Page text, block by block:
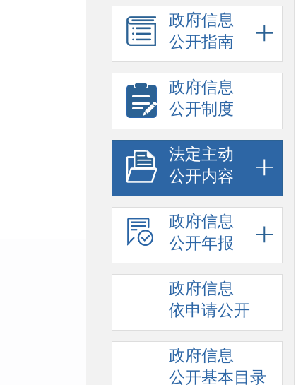
政府信息
公开指南
政府信息
公开制度
法定主动
公开内容
政府信息
公开年报
政府信息
依申请公开
政府信息
公开基本目录